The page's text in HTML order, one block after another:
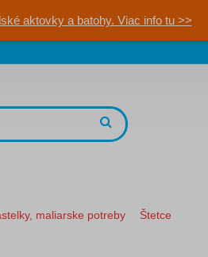
aktovky a batohy. Viac info tu >>
maliarske potreby
Štetce